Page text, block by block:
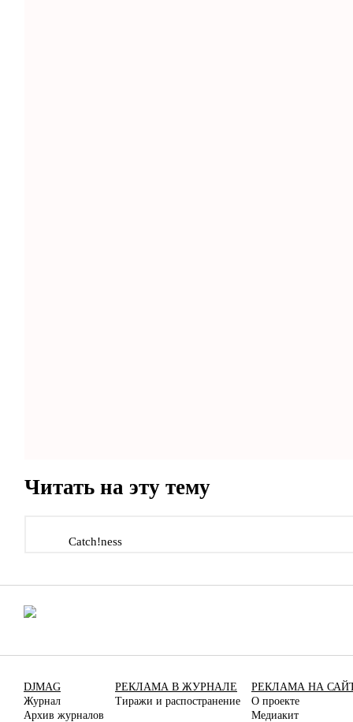
Читать на эту тему
Catch!ness
DJMAG
Журнал
Архив журналов
РЕКЛАМА В ЖУРНАЛЕ
Тиражи и распостранение
РЕКЛАМА НА
О проекте
Медиакит